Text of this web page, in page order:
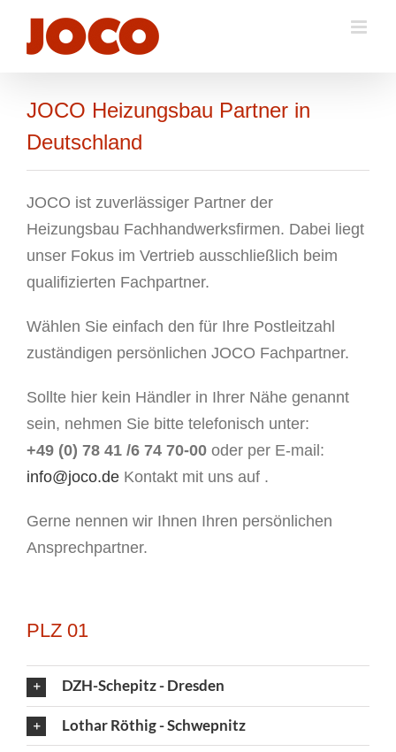
Inhalt
JOCO Heizungsbau Partner in
Deutschland
JOCO ist zuverlässiger Partner der
Heizungsbau Fachhandwerksfirmen. Dabei liegt
unser Fokus im Vertrieb ausschließlich beim
qualifizierten Fachpartner.
Wählen Sie einfach den für Ihre Postleitzahl
zuständigen persönlichen JOCO Fachpartner.
Sollte hier kein Händler in Ihrer Nähe genannt
sein, nehmen Sie bitte telefonisch unter:
+49 (0) 78 41 /6 74 70-00 oder per E-mail:
info@joco.de Kontakt mit uns auf .
Gerne nennen wir Ihnen Ihren persönlichen
Ansprechpartner.
PLZ 01
DZH-Schepitz - Dresden
Lothar Röthig - Schwepnitz